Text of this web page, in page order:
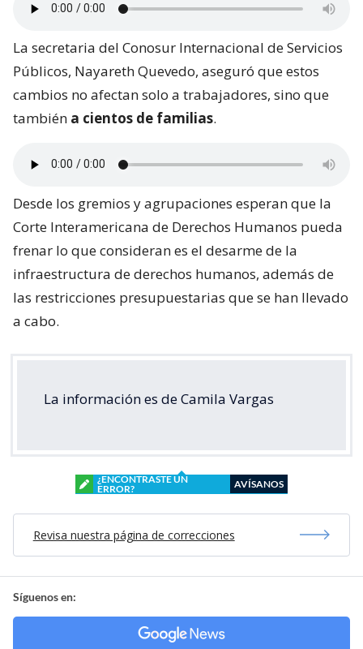
La secretaria del Conosur Internacional de Servicios
Públicos, Nayareth Quevedo, aseguró que estos
cambios no afectan solo a trabajadores, sino que
también a cientos de familias.
Desde los gremios y agrupaciones esperan que la
Corte Interamericana de Derechos Humanos pueda
frenar lo que consideran es el desarme de la
infraestructura de derechos humanos, además de
las restricciones presupuestarias que se han llevado
a cabo.
La información es de Camila Vargas
¿ENCONTRASTE UN
ERROR?
AVÍSANOS
Revisa nuestra página de correcciones
Síguenos en: